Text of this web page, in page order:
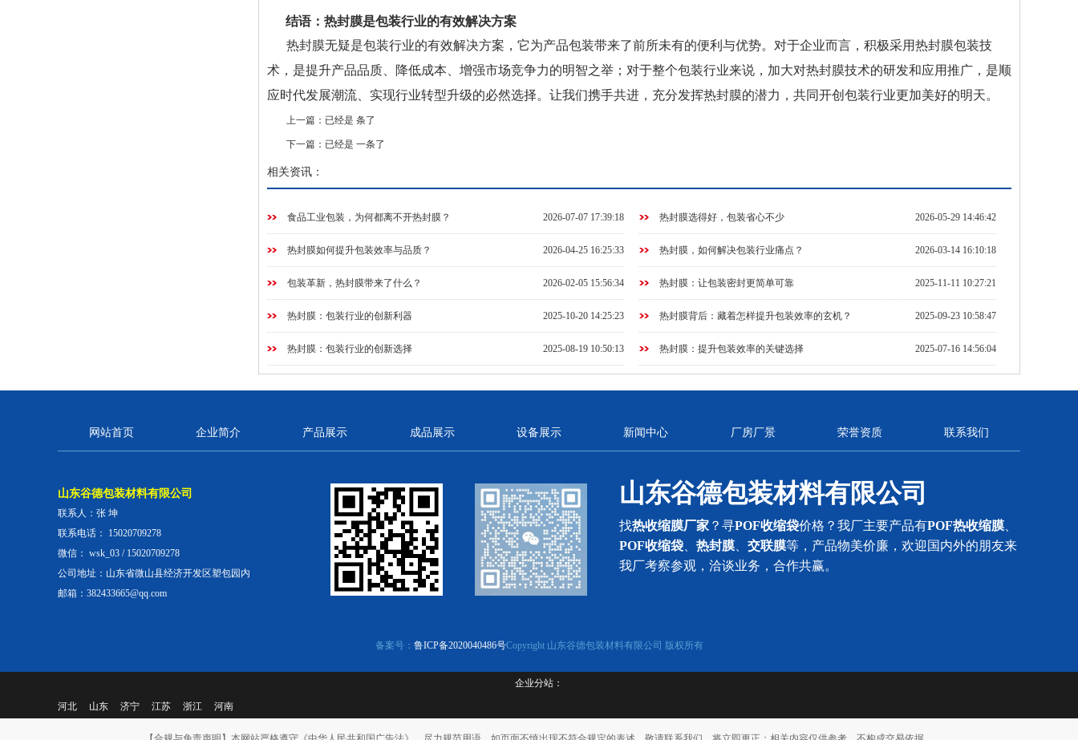
结语：热封膜是包装行业的有效解决方案
热封膜无疑是包装行业的有效解决方案，它为产品包装带来了前所未有的便利与优势。对于企业而言，积极采用热封膜包装技
术，是提升产品品质、降低成本、增强市场竞争力的明智之举；对于整个包装行业来说，加大对热封膜技术的研发和应用推广，是顺
应时代发展潮流、实现行业转型升级的必然选择。让我们携手共进，充分发挥热封膜的潜力，共同开创包装行业更加美好的明天。
上一篇：已经是 条了
下一篇：已经是 一条了
相关资讯：
2026-07-07 17:39:18
食品工业包装，为何都离不开热封膜？ 2026-05-29 14:46:42
热封膜选得好，包装省心不少
2026-04-25 16:25:33
热封膜如何提升包装效率与品质？ 2026-03-14 16:10:18
热封膜，如何解决包装行业痛点？
2026-02-05 15:56:34
包装革新，热封膜带来了什么？ 2025-11-11 10:27:21
热封膜：让包装密封更简单可靠
2025-10-20 14:25:23
热封膜：包装行业的创新利器 2025-09-23 10:58:47
热封膜背后：藏着怎样提升包装效率的玄机？
2025-08-19 10:50:13
热封膜：包装行业的创新选择 2025-07-16 14:56:04
热封膜：提升包装效率的关键选择
网站首页 企业简介 产品展示 成品展示 设备展示 新闻中心 厂房厂景 荣誉资质 联系我们
山东谷德包装材料有限公司
联系人：张 坤
联系电话： 15020709278
微信： wsk_03 / 15020709278
公司地址：山东省微山县经济开发区塑包园内
邮箱：382433665@qq.com
山东谷德包装材料有限公司
找热收缩膜厂家 ？寻POF收缩袋价格？我厂主要产品有POF热收缩膜
POF收缩袋
热封膜 交联膜等，产品物美价廉，欢迎国内外的朋友来
我厂考察参观，洽谈业务，合作共赢。
备案号： 鲁ICP备2020040486号Copyright 山东谷德包装材料有限公司 版权所有
企业分站：
河北 山东 济宁 江苏 浙江 河南